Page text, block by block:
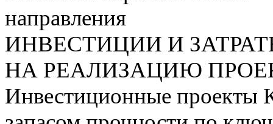
направления
ИНВЕСТИЦИИ И
НА РЕАЛИЗАЦИЮ
Инвестиционные проекты